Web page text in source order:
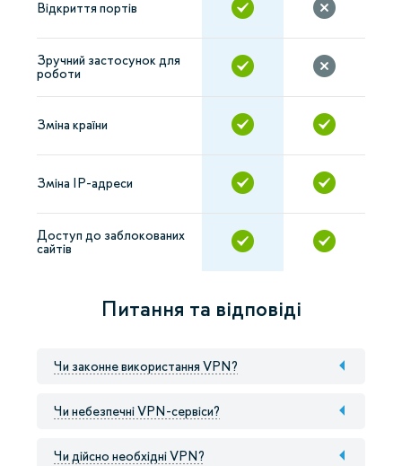
Відкриття портів
Зручний застосунок для
роботи
Зміна країни
Зміна IP-адреси
Доступ до заблокованих
сайтів
Питання та відповіді
Чи законне використання VPN?
Чи небезпечні VPN-сервіси?
Чи дійсно необхідні VPN?